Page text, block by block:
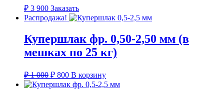
₽ 3 900 Заказать
Распродажа!
Купершлак фр. 0,50-2,50 мм (в
мешках по 25 кг)
₽1 000 Первоначальная
цена
составляла
₽ 800Текущая
цена:
В корзину